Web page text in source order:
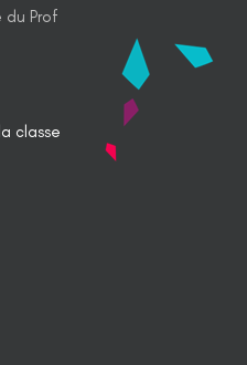
du Prof
classe